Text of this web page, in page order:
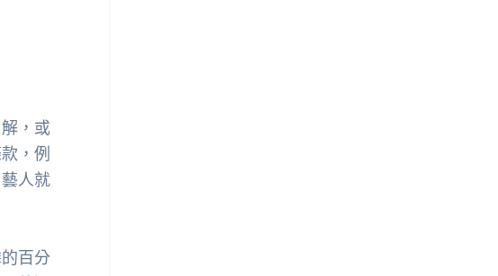
，或
，例
人就
百分